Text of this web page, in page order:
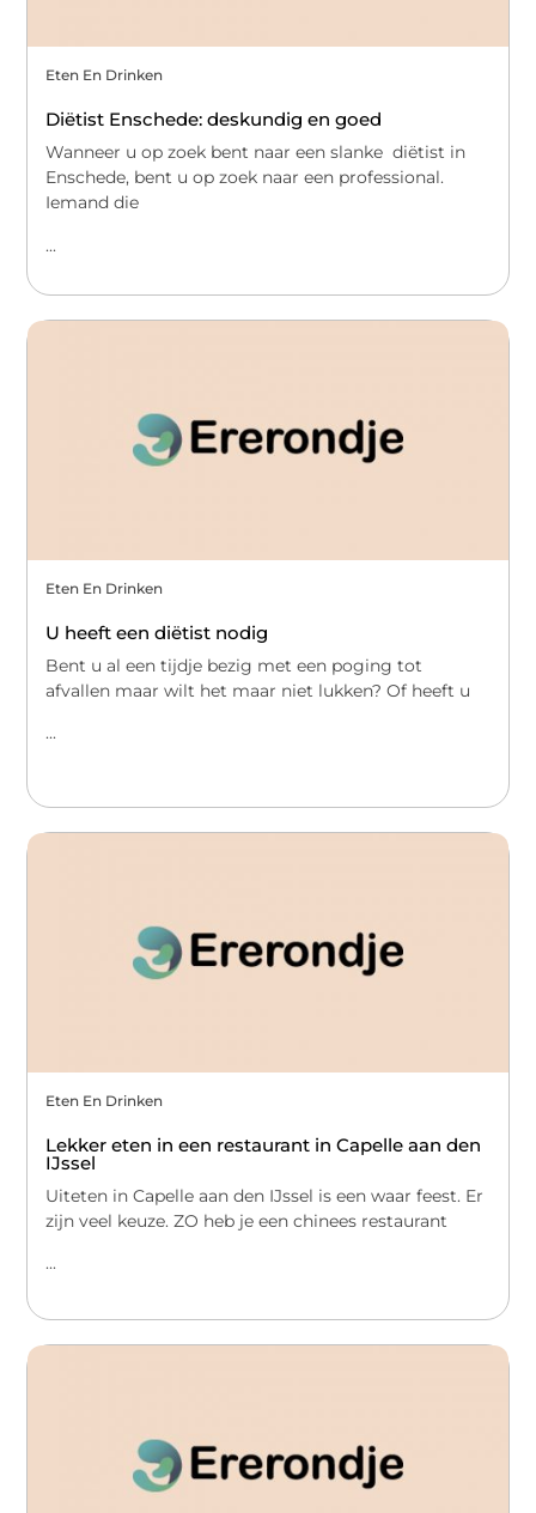
Eten En Drinken
Diëtist Enschede: deskundig en goed
Wanneer u op zoek bent naar een slanke diëtist in
Enschede, bent u op zoek naar een professional.
Iemand die
...
Eten En Drinken
U heeft een diëtist nodig
Bent u al een tijdje bezig met een poging tot
afvallen maar wilt het maar niet lukken? Of heeft u
...
Eten En Drinken
Lekker eten in een restaurant in Capelle aan den
IJssel
Uiteten in Capelle aan den IJssel is een waar feest. Er
zijn veel keuze. ZO heb je een chinees restaurant
...